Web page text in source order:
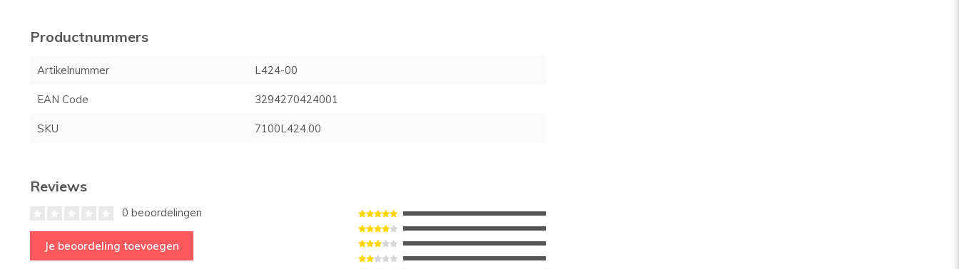
Productnummers
Artikelnummer L424-00
EAN Code 3294270424001
SKU 7100L424.00
Reviews
0 beoordelingen
Je beoordeling toevoegen